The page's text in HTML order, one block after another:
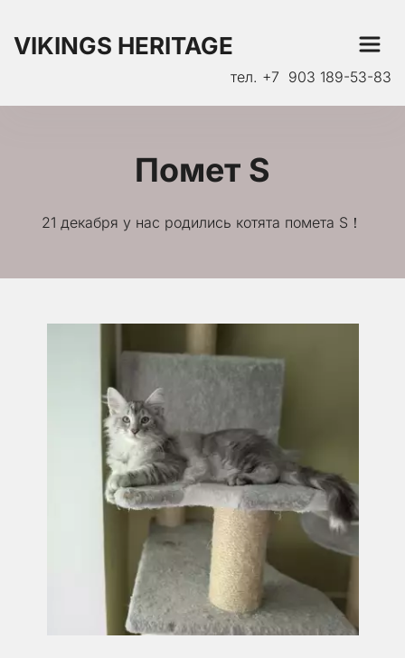
VIKINGS HERITAGE
тел. +7  903 189-53-83
Помет S
21 декабря у нас родились котята помета S！